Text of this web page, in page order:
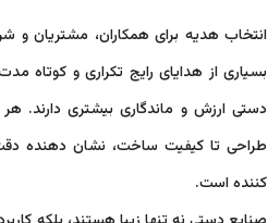
انتخاب هدیه برای همکاران، مشتریان و
بسیاری از هدایای رایج تکراری و کوتاه
دستی ارزش و ماندگاری بیشتری دارند.
طراحی تا کیفیت ساخت، نشان دهنده
کننده است.